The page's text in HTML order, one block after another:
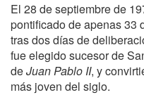
El 28 de septiembre de
pontificado de apenas 33
tras dos días de
fue elegido sucesor de
deJuan Pablo II, y
más joven del siglo.